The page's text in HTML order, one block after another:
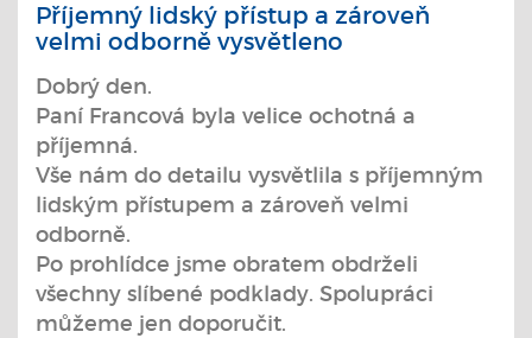
Příjemný lidský přístup a zároveň
velmi odborně vysvětleno
Dobrý den.
Paní Francová byla velice ochotná a
příjemná.
Vše nám do detailu vysvětlila s příjemným
lidským přístupem a zároveň velmi
odborně.
Po prohlídce jsme obratem obdrželi
všechny slíbené podklady. Spolupráci
můžeme jen doporučit.